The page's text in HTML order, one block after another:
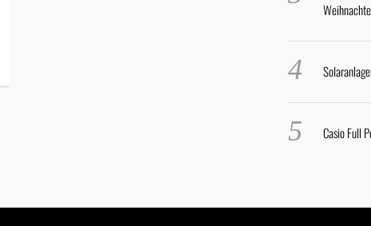
Casio Full